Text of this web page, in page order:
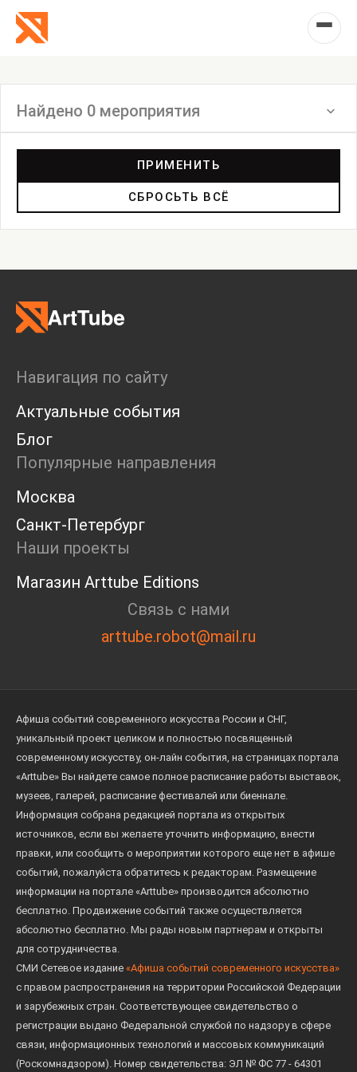
Найдено 0 мероприятия
Дискуссия
Пост-релиз
Пресс-конференция
Ярмарка
Open call
Экскурсия
Дискуссия
Cosmoscow 2024
Blazar 2024
Встречи
Круглый стол
ПРИМЕНИТЬ
СБРОСЬТЬ ВСЁ
Навигация по сайту
Актуальные события
Блог
Популярные направления
Москва
Санкт-Петербург
Наши проекты
Магазин Arttube Editions
Связь с нами
arttube.robot@mail.ru
Афиша событий современного искусства России и СНГ,
уникальный проект целиком и полностью посвященный
современному искусству, он-лайн события, на страницах портала
«Arttube» Вы найдете самое полное расписание работы выставок,
музеев, галерей, расписание фестивалей или биеннале.
Информация собрана редакцией портала из открытых
источников, если вы желаете уточнить информацию, внести
правки, или сообщить о мероприятии которого еще нет в афише
событий, пожалуйста обратитесь к редакторам. Размещение
информации на портале «Arttube» производится абсолютно
бесплатно. Продвижение событий также осуществляется
абсолютно бесплатно. Мы рады новым партнерам и открыты
для сотрудничества.
СМИ Сетевое издание «Афиша событий современного искусства»
с правом распространения на территории Российской Федерации
и зарубежных стран. Соответствующее свидетельство о
регистрации выдано Федеральной службой по надзору в сфере
связи, информационных технологий и массовых коммуникаций
(Роскомнадзором). Номер свидетельства: ЭЛ № ФС 77 - 64301